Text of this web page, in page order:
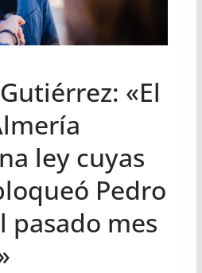
«El
ley cuyas
Pedro
pasado mes